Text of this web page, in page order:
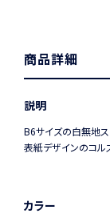
商品詳細
説明
B6サイズの白無地ス
表紙デザインのコル
カラー